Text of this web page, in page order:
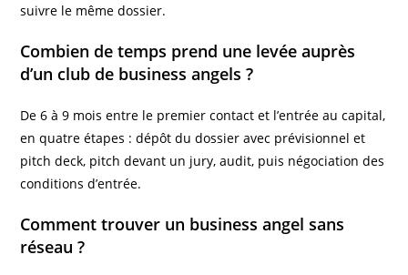
suivre le même dossier.
Combien de temps prend une levée auprès
d’un club de business angels ?
De 6 à 9 mois entre le premier contact et l’entrée au capital,
en quatre étapes : dépôt du dossier avec prévisionnel et
pitch deck, pitch devant un jury, audit, puis négociation des
conditions d’entrée.
Comment trouver un business angel sans
réseau ?